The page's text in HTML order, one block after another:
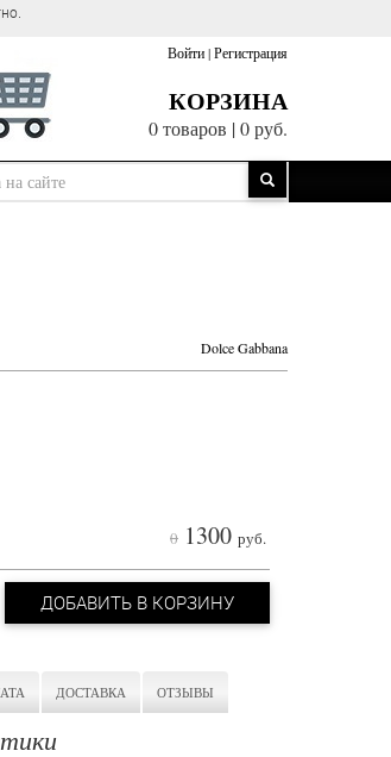
Войти|Регистрация
КОРЗИНА
0 товаров |0 руб.
Dolce Gabbana
0 1300 руб.
ДОБАВИТЬ В КОРЗИНУ
ДОСТАВКА ОТЗЫВЫ